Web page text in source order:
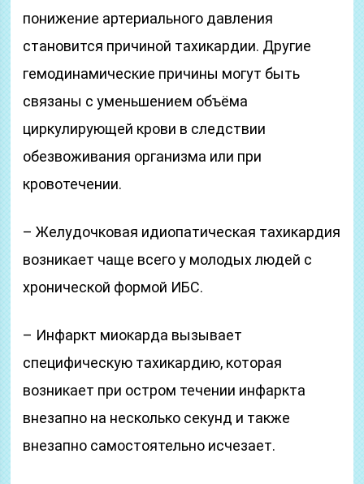
понижение артериального давления
становится причиной тахикардии. Другие
гемодинамические причины могут быть
связаны с уменьшением объёма
циркулирующей крови в следствии
обезвоживания организма или при
кровотечении.
– Желудочковая идиопатическая тахикардия
возникает чаще всего у молодых людей с
хронической формой ИБС.
– Инфаркт миокарда вызывает
специфическую тахикардию, которая
возникает при остром течении инфаркта
внезапно на несколько секунд и также
внезапно самостоятельно исчезает.